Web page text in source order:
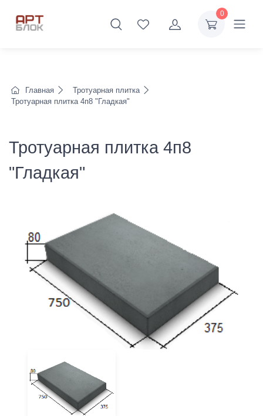
0
Главная
Тротуарная плитка
Тротуарная плитка 4п8 "Гладкая"
Тротуарная плитка 4п8
"Гладкая"